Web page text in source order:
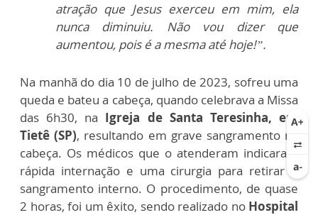
atração que Jesus exerceu em mim, ela
nunca diminuiu. Não vou dizer que
aumentou, pois é a mesma até hoje!”.
Na manhã do dia 10 de julho de 2023, sofreu uma
queda e bateu a cabeça, quando celebrava a Missa
das 6h30, na Igreja de Santa Teresinha, em
Tietê (SP), resultando em grave sangramento na
cabeça. Os médicos que o atenderam indicaram
rápida internação e uma cirurgia para retirar o
sangramento interno. O procedimento, de quase
2 horas, foi um êxito, sendo realizado no Hospital